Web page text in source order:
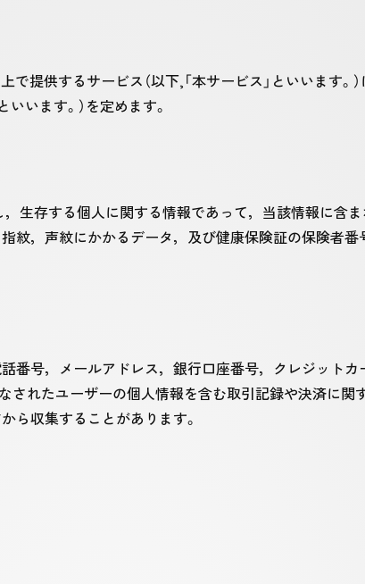
で提供するサービス（以下,「本サービス」といいます
います。）を定めます。
，生存する個人に関する情報であって，当該情報に
紋，声紋にかかるデータ，及び健康保険証の保険者
番号，メールアドレス，銀行口座番号，クレジット
れたユーザーの個人情報を含む取引記録や決済に関
ら収集することがあります。